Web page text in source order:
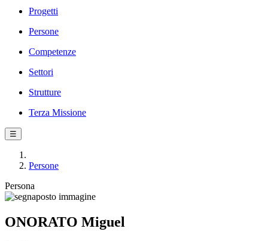
Progetti
Persone
Competenze
Settori
Strutture
Terza Missione
☰
Persone
Persona
ONORATO Miguel